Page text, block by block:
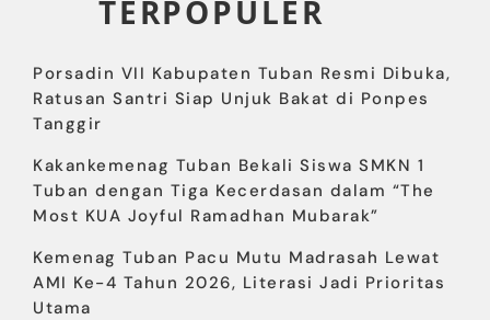
TERPOPULER
Porsadin VII Kabupaten Tuban Resmi Dibuka,
Ratusan Santri Siap Unjuk Bakat di Ponpes
Tanggir
Kakankemenag Tuban Bekali Siswa SMKN 1
Tuban dengan Tiga Kecerdasan dalam “The
Most KUA Joyful Ramadhan Mubarak”
Kemenag Tuban Pacu Mutu Madrasah Lewat
AMI Ke-4 Tahun 2026, Literasi Jadi Prioritas
Utama